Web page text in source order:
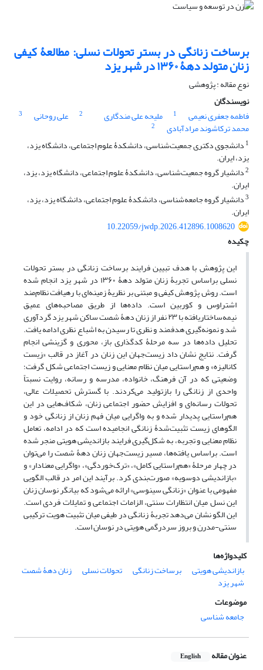
برساخت زنانگی در بستر تحولات نسلی: مطالعۀ کیفی
زنان متولد دهۀ ۱۳۶۰ در شهر یزد
نوع مقاله : پژوهشی
نویسندگان
فاطمه جعفری نعیمی
1 ملیحه علی مندگاری 2 علی روحانی 3
محمد ترکاشوند مرادآبادی
2
1 دانشجوی دکتری جمعیت‌شناسی، دانشکدۀ علوم اجتماعی، دانشگاه یزد،
یزد، ایران.
2دانشیار گروه جمعیت‌شناسی، دانشکدۀ علوم اجتماعی، دانشگاه یزد، یزد،
ایران.
3دانشیار گروه جامعه‌شناسی، دانشکدۀ علوم اجتماعی، دانشگاه یزد، یزد،
ایران.
10.22059/jwdp.2026.412896.1008620
چکیده
این پژوهش با هدف تبیین فرایند برساخت زنانگی در بستر تحولات
نسلی براساس تجربۀ زنان متولد دهۀ ۱۳۶۰ در شهر یزد انجام شده
است. روش پژوهش کیفی و مبتنی بر نظریۀ زمینه‌ای با رهیافت نظام‌مند
اشتراوس و کوربین است. داده‌ها از طریق مصاحبه‌های عمیق
نیمه‌ساختاریافته با ۲۳ نفر از زنان دهۀ شصت ساکن شهر یزد گردآوری
شد و نمونه‌گیری هدفمند و نظری تا رسیدن به اشباع نظری ادامه یافت.
تحلیل داده‌ها در سه مرحلۀ کدگذاری باز، محوری و گزینشی انجام
گرفت.نتایج نشان داد زیست‌جهان این زنان در آغاز در قالب «زیست
کانالیزه» و هم‌ر‌استایی میان نظام معنایی و زیست اجتماعی شکل گرفت؛
وضعیتی که در آن فرهنگ، خانواده، مدرسه و رسانه، روایت نسبتاً
واحدی از زنانگی را بازتولید می‌کردند. با گسترش تحصیلات عالی،
تحولات رسانه‌ای و افزایش حضور اجتماعی زنان، شکاف‌هایی در این
هم‌راستایی پدیدار شده و به واگرایی میان فهم زنان از زنانگی خود و
الگوهای زیست تثبیت‌شدۀ زنانگی انجامیده است که در ادامه، تعامل
نظام معنایی و تجربه، به شکل‌گیری فرایند بازاندیشی هویتی منجر شده
است.براساس یافته‌ها، مسیر زیست‌جهان زنان دهۀ شصت را می‌توان
در چهار مرحلۀ «هم‌راستایی کامل»، «ترک‌خوردگی»، «واگرایی معنادار» و
«بازاندیشی دوسویه» صورت‌بندی کرد. برآیند این امر در قالب الگویی
مفهومی با عنوان «زنانگی سینوسی» ارائه می‌شود که بیانگر نوسان زنان
این نسل میان انتظارات سنتی، الزامات اجتماعی و تمایلات فردی است.
این الگو نشان می‌دهد تجربۀ زنانگی در طیفی میان تثبیت هویت ترکیبی
سنتی-مدرن و بروز سردرگمی هویتی در نوسان است.
کلیدواژه‌ها
بازاندیشی هویتی
برساخت زنانگی تحولات نسلی زنان دهۀ شصت
شهر یزد
موضوعات
جامعه شناسی
عنوان مقاله English